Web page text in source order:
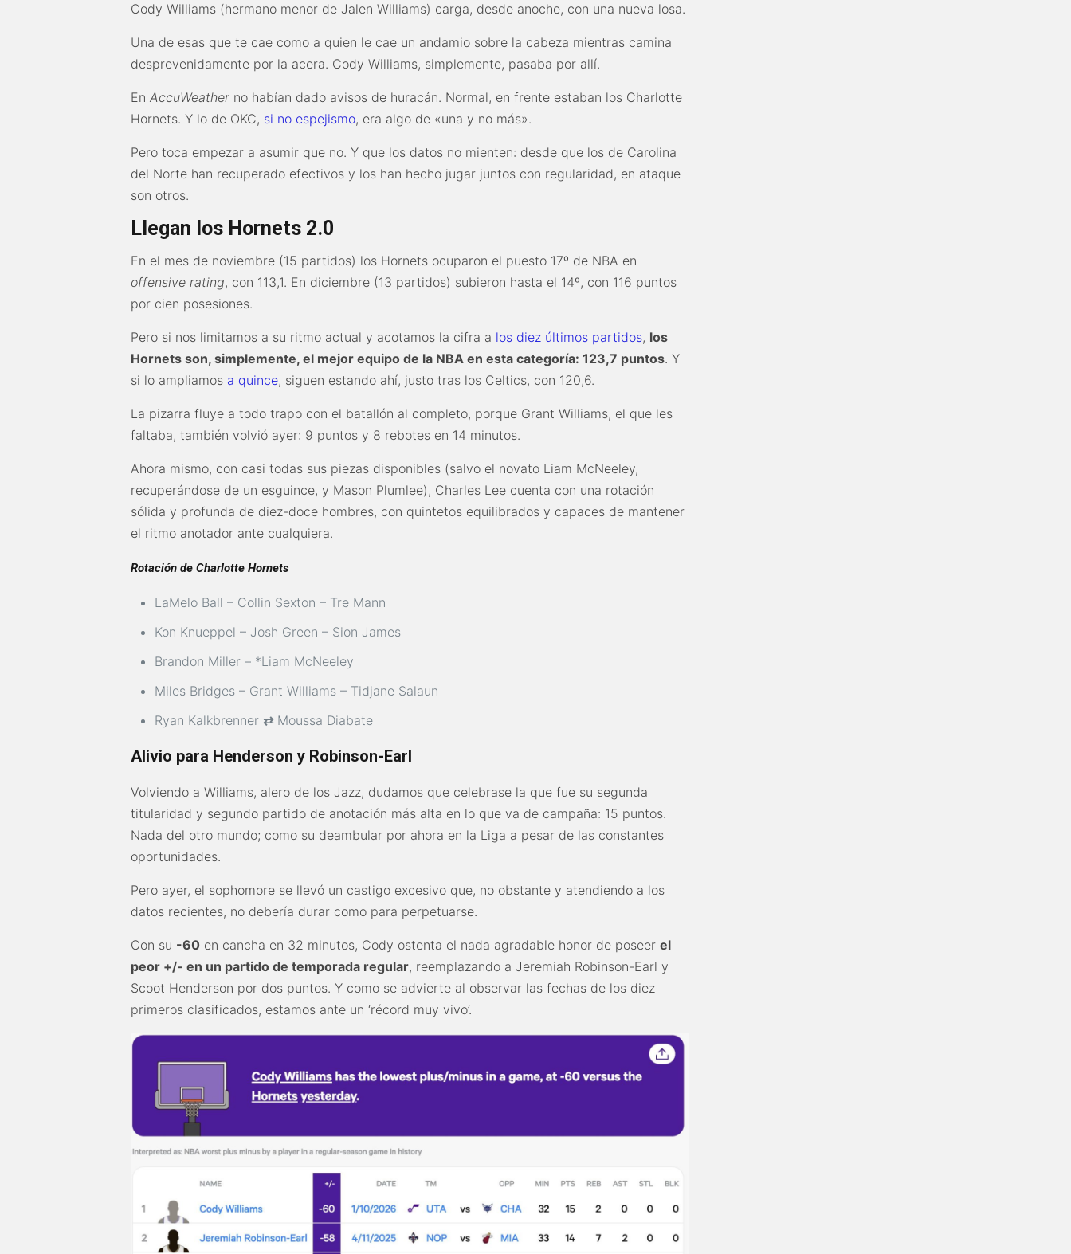
Cody Williams (hermano menor de Jalen Williams) carga, desde anoche, con una nueva losa.
Una de esas que te cae como a quien le cae un andamio sobre la cabeza mientras camina
desprevenidamente por la acera. Cody Williams, simplemente, pasaba por allí.
EnAccuWeather no habían dado avisos de huracán. Normal, en frente estaban los Charlotte
Hornets. Y lo de OKC, si no espejismo, era algo de «una y no más».
Pero toca empezar a asumir que no. Y que los datos no mienten: desde que los de Carolina
del Norte han recuperado efectivos y los han hecho jugar juntos con regularidad, en ataque
son otros.
Llegan los Hornets 2.0
En el mes de noviembre (15 partidos) los Hornets ocuparon el puesto 17º de NBA en
offensive rating, con 113,1. En diciembre (13 partidos) subieron hasta el 14º, con 116 puntos
por cien posesiones.
Pero si nos limitamos a su ritmo actual y acotamos la cifra a los diez últimos partidos, los
Hornets son, simplemente, el mejor equipo de la NBA en esta categoría: 123,7 puntos. Y
si lo ampliamos a quince, siguen estando ahí, justo tras los Celtics, con 120,6.
La pizarra fluye a todo trapo con el batallón al completo, porque Grant Williams, el que les
faltaba, también volvió ayer: 9 puntos y 8 rebotes en 14 minutos.
Ahora mismo, con casi todas sus piezas disponibles (salvo el novato Liam McNeeley,
recuperándose de un esguince, y Mason Plumlee), Charles Lee cuenta con una rotación
sólida y profunda de diez-doce hombres, con quintetos equilibrados y capaces de mantener
el ritmo anotador ante cualquiera.
Rotación de Charlotte Hornets
LaMelo Ball – Collin Sexton – Tre Mann
Kon Knueppel – Josh Green – Sion James
Brandon Miller – *Liam McNeeley
Miles Bridges – Grant Williams – Tidjane Salaun
Ryan Kalkbrenner ⇄Moussa Diabate
Alivio para Henderson y Robinson-Earl
Volviendo a Williams, alero de los Jazz, dudamos que celebrase la que fue su segunda
titularidad y segundo partido de anotación más alta en lo que va de campaña: 15 puntos.
Nada del otro mundo; como su deambular por ahora en la Liga a pesar de las constantes
oportunidades.
Pero ayer, el sophomore se llevó un castigo excesivo que, no obstante y atendiendo a los
datos recientes, no debería durar como para perpetuarse.
Con su -60 en cancha en 32 minutos, Cody ostenta el nada agradable honor de poseerel
peor +/- en un partido de temporada regular, reemplazando a Jeremiah Robinson-Earl y
Scoot Henderson por dos puntos. Y como se advierte al observar las fechas de los diez
primeros clasificados, estamos ante un ‘récord muy vivo’.